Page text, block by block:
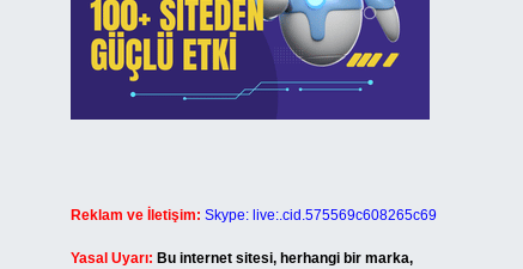
Reklam ve İletişim: Skype: live:.cid.575569c608265c69
Yasal Uyarı: Bu internet sitesi, herhangi bir marka,